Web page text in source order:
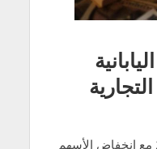
تراجع تداولات الين 13-11-2019 مع انخفاض الأسهم